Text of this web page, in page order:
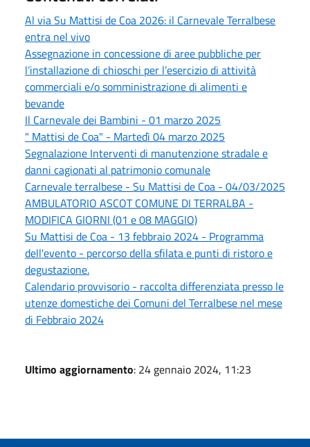
Al via Su Mattisi de Coa 2026: il Carnevale Terralbese
entra nel vivo
Assegnazione in concessione di aree pubbliche per
l’installazione di chioschi per l’esercizio di attività
commerciali e/o somministrazione di alimenti e
bevande
Il Carnevale dei Bambini - 01 marzo 2025
" Mattisi de Coa" - Martedì 04 marzo 2025
Segnalazione Interventi di manutenzione stradale e
danni cagionati al patrimonio comunale
Carnevale terralbese - Su Mattisi de Coa - 04/03/2025
AMBULATORIO ASCOT COMUNE DI TERRALBA -
MODIFICA GIORNI (01 e 08 MAGGIO)
Su Mattisi de Coa - 13 febbraio 2024 - Programma
dell'evento - percorso della sfilata e punti di ristoro e
degustazione.
Calendario provvisorio - raccolta differenziata presso le
utenze domestiche dei Comuni del Terralbese nel mese
di Febbraio 2024
Ultimo aggiornamento: 24 gennaio 2024, 11:23